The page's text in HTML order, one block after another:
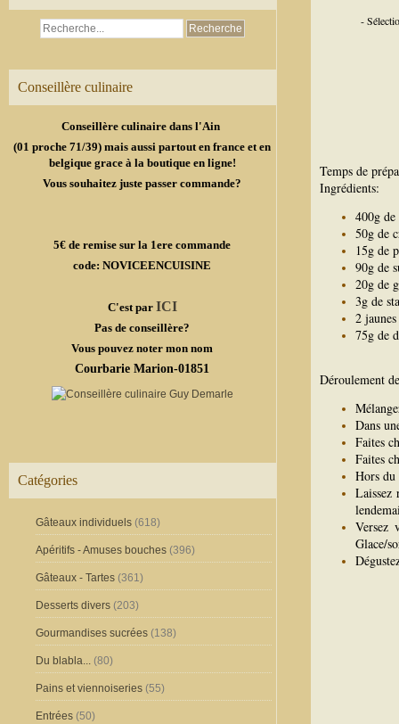
Conseillère culinaire
Conseillère culinaire dans l'Ain
(01 proche 71/39) mais aussi partout en france et en
belgique grace à la boutique en ligne!
Vous souhaitez juste passer commande?
5€ de remise sur la 1ere commande
code: NOVICEENCUISINE
C'est par ICI
Pas de conseillère?
Vous pouvez noter mon nom
Courbarie Marion-01851
Catégories
Gâteaux individuels (618)
Apéritifs - Amuses bouches (396)
Gâteaux - Tartes (361)
Desserts divers (203)
Gourmandises sucrées (138)
Du blabla... (80)
Pains et viennoiseries (55)
Entrées (50)
-
Temps de
Ingrédients:
400g
50g de
15g de
90g de
20g de
3g de
2
75g de
Déroulement
Dans
Faites
Faites
Hors du
Versez
Glace/